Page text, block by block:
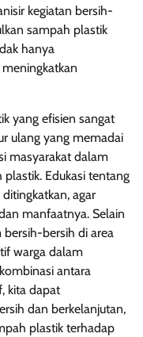
kegiatan bersih-
sampah plastik
hanya
yang efisien sangat
ulang yang memadai
masyarakat dalam
Edukasi tentang
agar
manfaatnya. Selain
bersih-bersih di area
warga dalam
antara
kita dapat
dan berkelanjutan,
plastik terhadap